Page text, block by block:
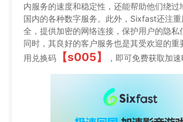
内服务的速度和稳定性，还能帮助他们绕过
国内的各种数字服务。此外，Sixfast还注
全，提供加密的网络连接，保护用户的隐私
同时，其良好的客户服务也是其受欢迎的重
用兑换码
【s005】 ，即可免费获取加速